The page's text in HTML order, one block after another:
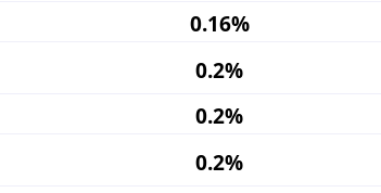
0.16%
0.2%
0.2%
0.2%